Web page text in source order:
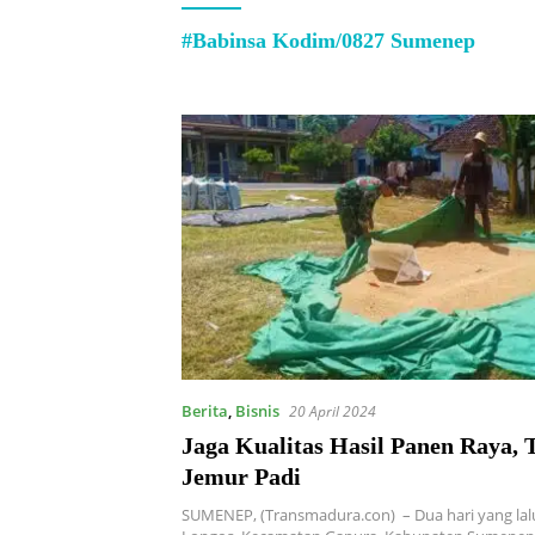
#Babinsa Kodim/0827 Sumenep
Berita, Bisnis 20 April 2024
Jaga Kualitas Hasil Panen Raya,
Jemur Padi
SUMENEP, (Transmadura.con) – Dua hari yang